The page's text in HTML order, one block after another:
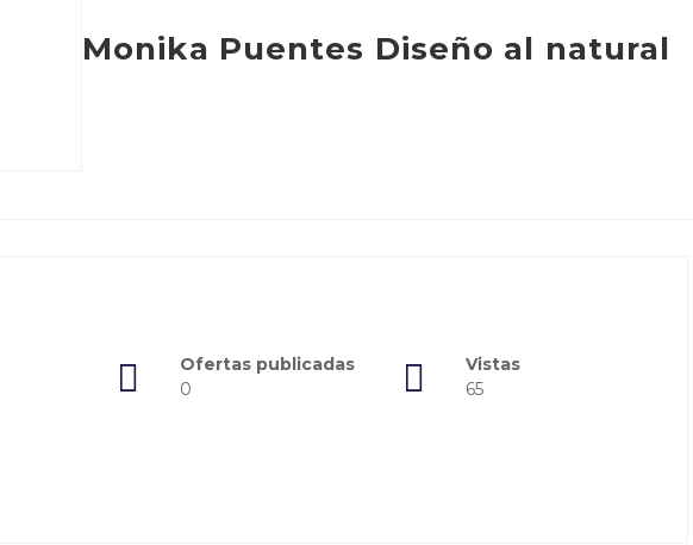
Monika Puentes Diseño al natural
Ofertas publicadas
0
Vistas
65